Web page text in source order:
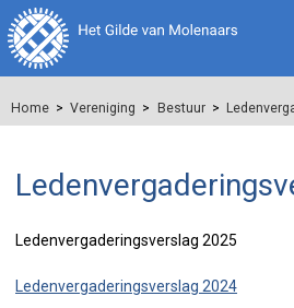
Home Vereniging Bestuur
Ledenvergaderingsverslag 2025
Ledenvergaderingsverslag 2024